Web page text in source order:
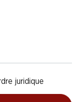
juridique
légaleCG